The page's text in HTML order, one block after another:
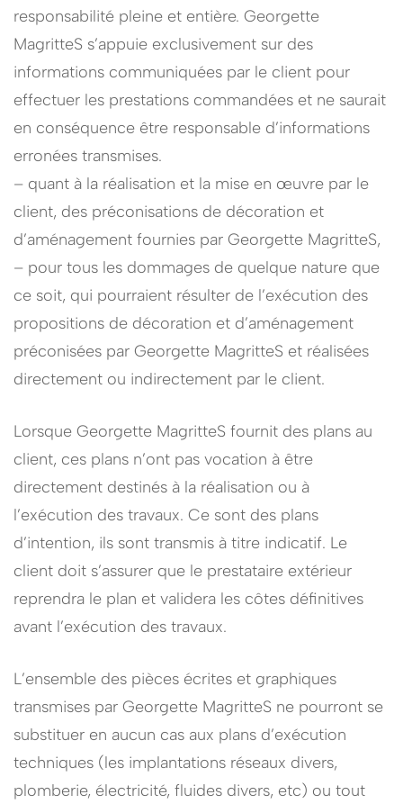
responsabilité pleine et entière. Georgette
MagritteS s’appuie exclusivement sur des
informations communiquées par le client pour
effectuer les prestations commandées et ne saurait
en conséquence être responsable d’informations
erronées transmises.
– quant à la réalisation et la mise en œuvre par le
client, des préconisations de décoration et
d’aménagement fournies par Georgette MagritteS,
– pour tous les dommages de quelque nature que
ce soit, qui pourraient résulter de l’exécution des
propositions de décoration et d’aménagement
préconisées par Georgette MagritteS et réalisées
directement ou indirectement par le client.
Lorsque Georgette MagritteS fournit des plans au
client, ces plans n’ont pas vocation à être
directement destinés à la réalisation ou à
l’exécution des travaux. Ce sont des plans
d’intention, ils sont transmis à titre indicatif. Le
client doit s’assurer que le prestataire extérieur
reprendra le plan et validera les côtes définitives
avant l’exécution des travaux.
L’ensemble des pièces écrites et graphiques
transmises par Georgette MagritteS ne pourront se
substituer en aucun cas aux plans d’exécution
techniques (les implantations réseaux divers,
plomberie, électricité, fluides divers, etc) ou tout